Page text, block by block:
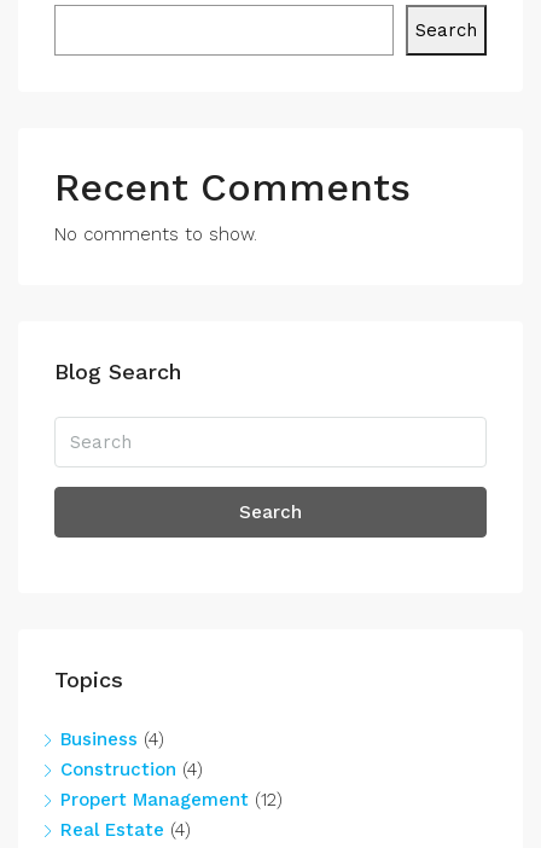
Search
Recent Comments
No comments to show.
Blog Search
Search
Topics
Business (4)
Construction (4)
Propert Management (12)
Real Estate (4)